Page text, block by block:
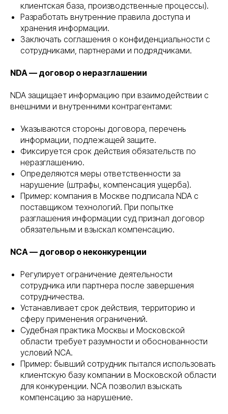
клиентская база, производственные процессы).
Разработать внутренние правила доступа и
хранения информации.
Заключать соглашения о конфиденциальности с
сотрудниками, партнерами и подрядчиками.
NDA — договор о неразглашении
NDA защищает информацию при взаимодействии с
внешними и внутренними контрагентами:
Указываются стороны договора, перечень
информации, подлежащей защите.
Фиксируется срок действия обязательств по
неразглашению.
Определяются меры ответственности за
нарушение (штрафы, компенсация ущерба).
Пример: компания в Москве подписала NDA с
поставщиком технологий. При попытке
разглашения информации суд признал договор
обязательным и взыскал компенсацию.
NCA — договор о неконкуренции
Регулирует ограничение деятельности
сотрудника или партнера после завершения
сотрудничества.
Устанавливает срок действия, территорию и
сферу применения ограничений.
Судебная практика Москвы и Московской
области требует разумности и обоснованности
условий NCA.
Пример: бывший сотрудник пытался использовать
клиентскую базу компании в Московской области
для конкуренции. NCA позволил взыскать
компенсацию за нарушение.